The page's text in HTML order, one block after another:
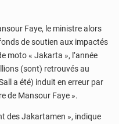
Faye, le ministre alors
de soutien aux impactés
moto « Jakarta », l’année
(sont) retrouvés au
a été) induit en erreur par
de Mansour Faye ».
des Jakartamen », indique